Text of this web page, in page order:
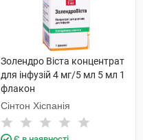
Золендро Віста концентрат
для інфузій 4 мг/5 мл 5 мл 1
флакон
Сінтон Хіспанія